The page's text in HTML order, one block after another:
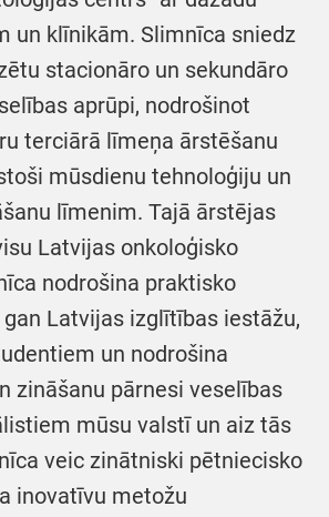
un klīnikām. Slimnīca sniedz
stacionāro un sekundāro
aprūpi, nodrošinot
terciārā līmeņa ārstēšanu
mūsdienu tehnoloģiju un
līmenim. Tajā ārstējas
Latvijas onkoloģisko
nodrošina praktisko
Latvijas izglītības iestāžu,
un nodrošina
zināšanu pārnesi veselības
mūsu valstī un aiz tās
veic zinātniski pētniecisko
inovatīvu metožu